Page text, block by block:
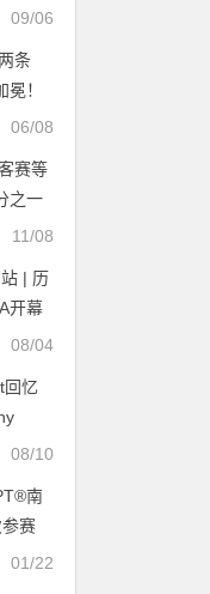
09/06
条
！
06/08
赛等
之一
公开
11/08
| 历
开幕
克冠
08/04
回忆
08/10
南
赛
俊幸
01/22